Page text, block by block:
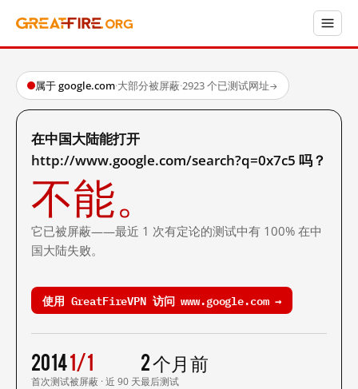
属于 google.com·大部分被屏蔽·2923 个已测试网址→
在中国大陆能打开
http://www.google.com/search?q=0x7c5 吗？
不能。
它已被屏蔽——最近 1 次有定论的测试中有 100% 在中
国大陆失败。
使用 GreatFireVPN 访问 www.google.com →
2014
首次测试
1/1
被屏蔽 · 近 90 天
2 个月前
最后测试